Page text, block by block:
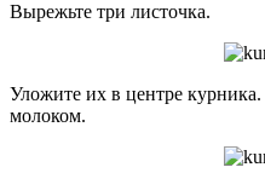
Вырежьте три листочка.
Уложите их в центре
молоком.